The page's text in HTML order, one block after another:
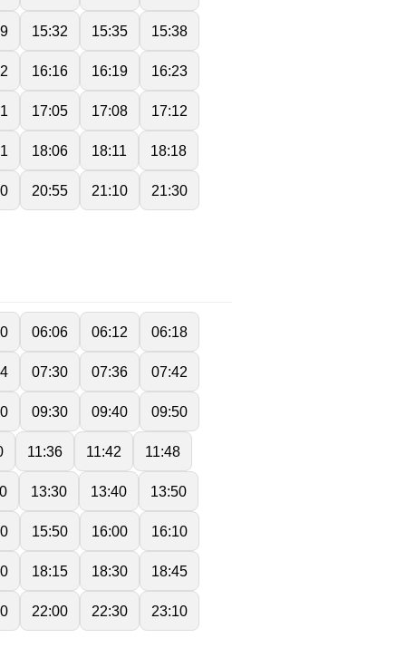
15:32 15:35 15:38
16:16 16:19 16:23
17:05 17:08 17:12
18:06 18:11 18:18
20:55 21:10 21:30
06:06 06:12 06:18
07:30 07:36 07:42
09:30 09:40 09:50
11:36 11:42 11:48
13:30 13:40 13:50
15:50 16:00 16:10
18:15 18:30 18:45
22:00 22:30 23:10